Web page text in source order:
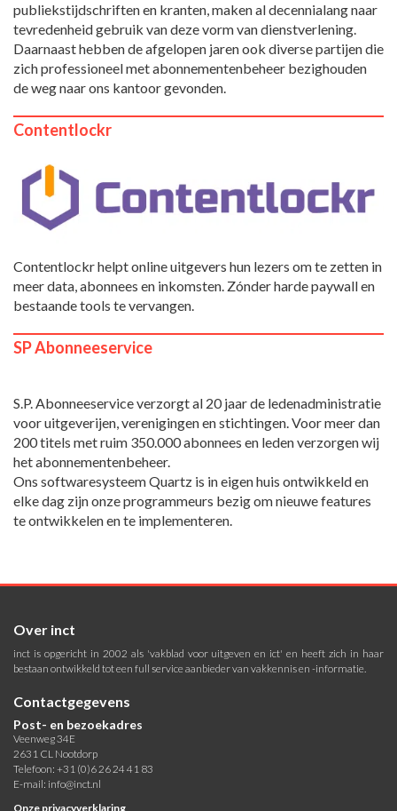
publiekstijdschriften en kranten, maken al decennialang naar
tevredenheid gebruik van deze vorm van dienstverlening.
Daarnaast hebben de afgelopen jaren ook diverse partijen die
zich professioneel met abonnementenbeheer bezighouden
de weg naar ons kantoor gevonden.
Contentlockr
Contentlockr helpt online uitgevers hun lezers om te zetten in
meer data, abonnees en inkomsten. Zónder harde paywall en
bestaande tools te vervangen.
SP Abonneeservice
S.P. Abonneeservice verzorgt al 20 jaar de ledenadministratie
voor uitgeverijen, verenigingen en stichtingen. Voor meer dan
200 titels met ruim 350.000 abonnees en leden verzorgen wij
het abonnementenbeheer.
Ons softwaresysteem Quartz is in eigen huis ontwikkeld en
elke dag zijn onze programmeurs bezig om nieuwe features
te ontwikkelen en te implementeren.
Over inct
inct is opgericht in 2002 als 'vakblad voor uitgeven en ict' en heeft zich in haar
bestaan ontwikkeld tot een full service aanbieder van vakkennis en -informatie.
Contactgegevens
Post- en bezoekadres
Veenweg 34E
2631 CL Nootdorp
Telefoon: +31 (0)6 26 24 41 83
E-mail: info@inct.nl
Onze privacyverklaring